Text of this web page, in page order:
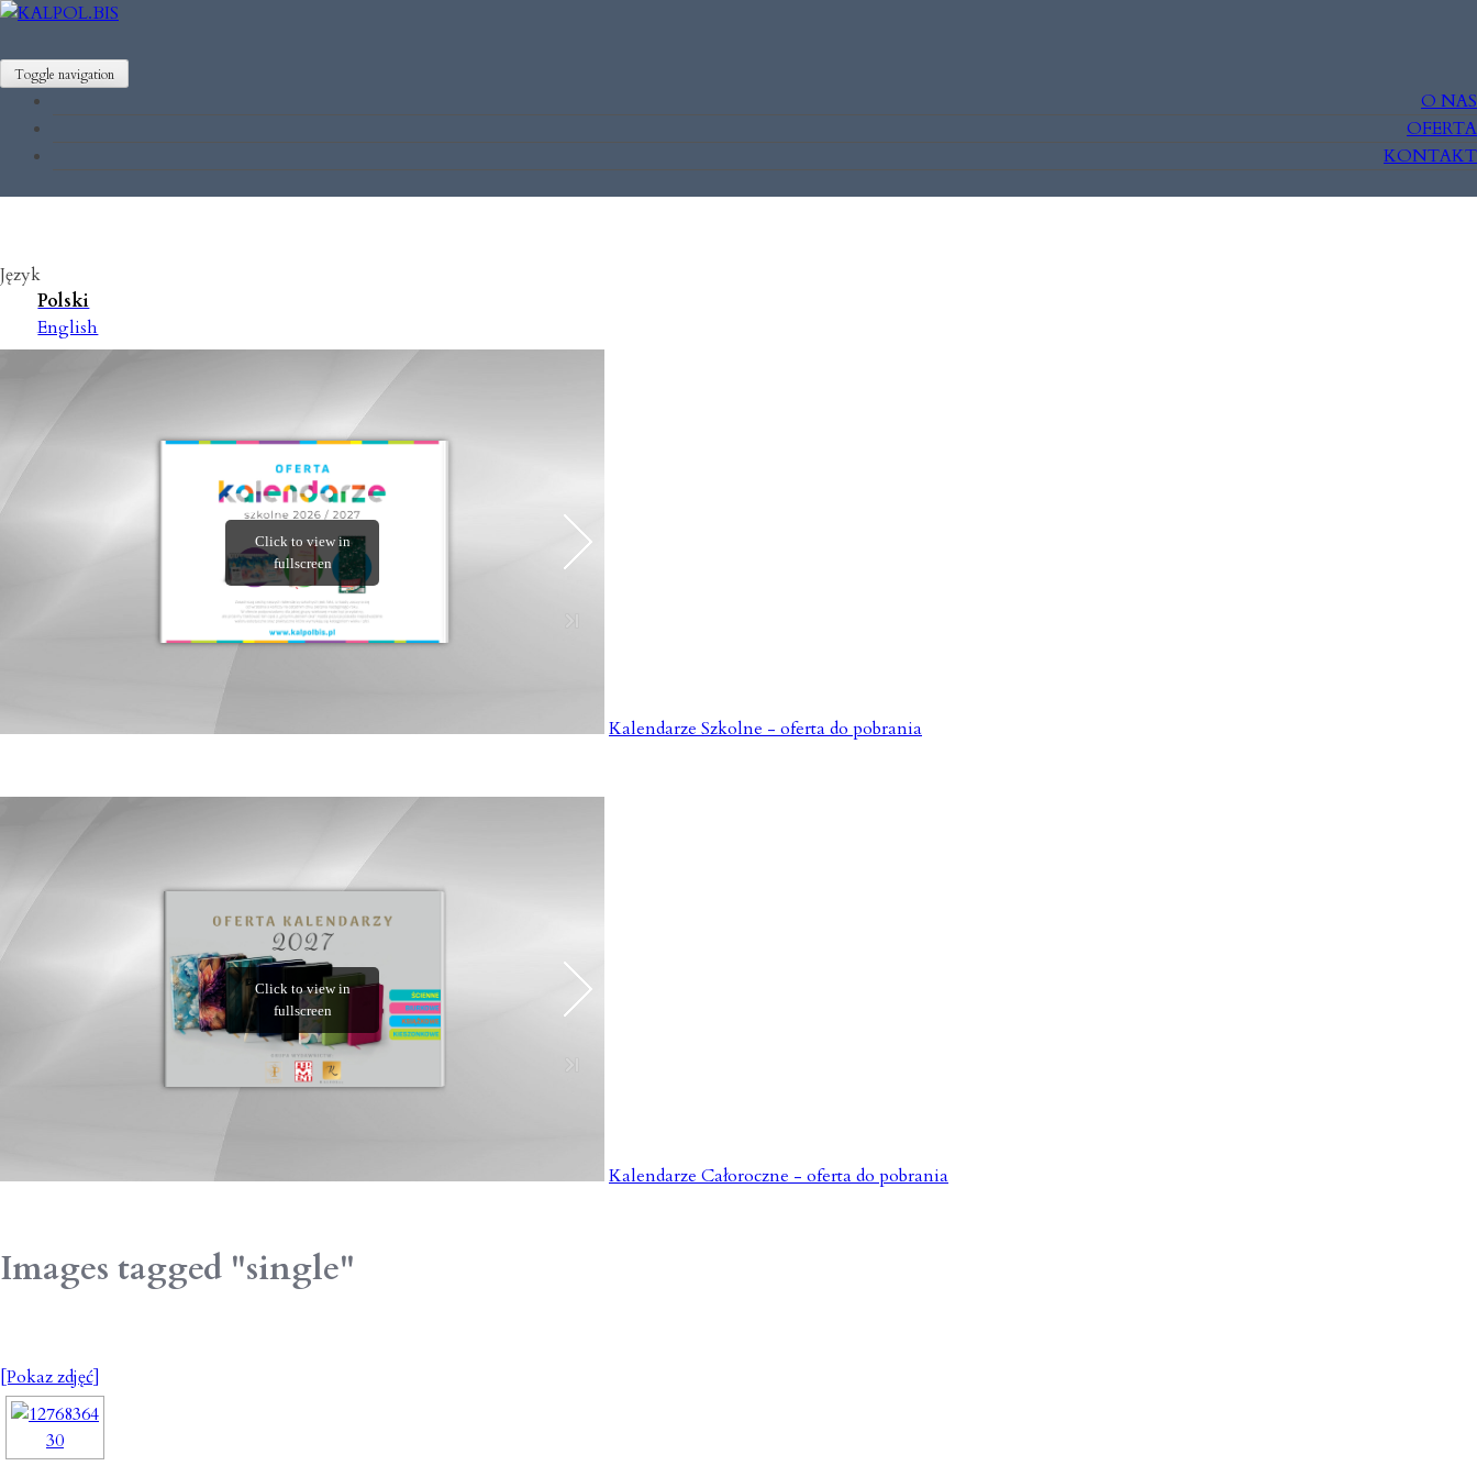
Toggle navigation
O NAS
OFERTA
KONTAKT
Język
Polski
English
Kalendarze Szkolne - oferta do pobrania
Kalendarze Całoroczne - oferta do pobrania
Images tagged "single"
[Pokaz zdjęć]